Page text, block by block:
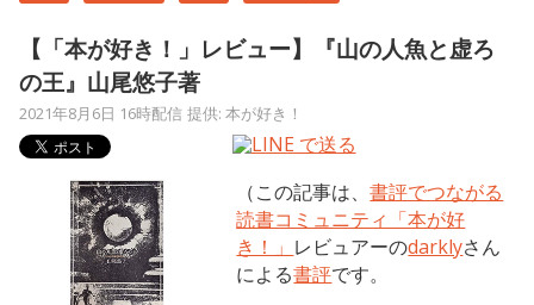
【「本が好き！」レビュー】『山の人魚と虚ろ
の王』山尾悠子著
2021年8月6日 16時配信 提供: 本が好き！
（この記事は、書評でつながる
読書コミュニティ「本が好
き！」 レビュアーのdarklyさん
による書評です。